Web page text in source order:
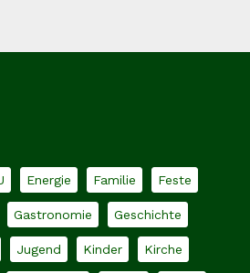
Energie Familie Feste
Gastronomie Geschichte
Jugend Kinder Kirche